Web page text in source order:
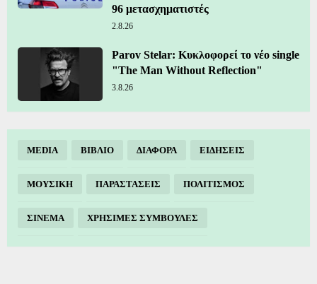
96 μετασχηματιστές
2.8.26
Parov Stelar: Κυκλοφορεί το νέο single
"The Man Without Reflection"
3.8.26
MEDIA ΒΙΒΛΙΟ ΔΙΑΦΟΡΑ ΕΙΔΗΣΕΙΣ
ΜΟΥΣΙΚΗ ΠΑΡΑΣΤΑΣΕΙΣ ΠΟΛΙΤΙΣΜΟΣ
ΣΙΝΕΜΑ ΧΡΗΣΙΜΕΣ ΣΥΜΒΟΥΛΕΣ